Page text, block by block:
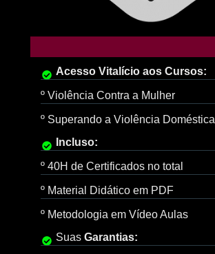
Acesso Vitalício aos Cursos:
º Violência Contra a Mulher
º Superando a Violência Doméstica
Incluso:
º 40H de Certificados no total
º Material Didático em PDF
º Metodologia em Vídeo Aulas
SuasGarantias: